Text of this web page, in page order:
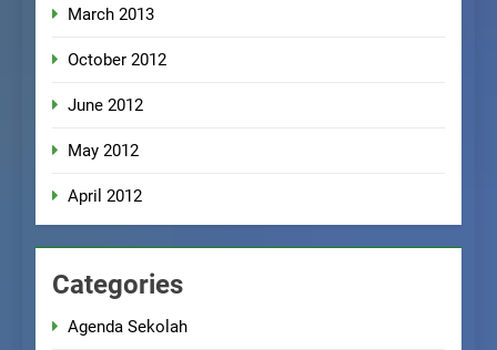
March 2013
October 2012
June 2012
May 2012
April 2012
Categories
Agenda Sekolah